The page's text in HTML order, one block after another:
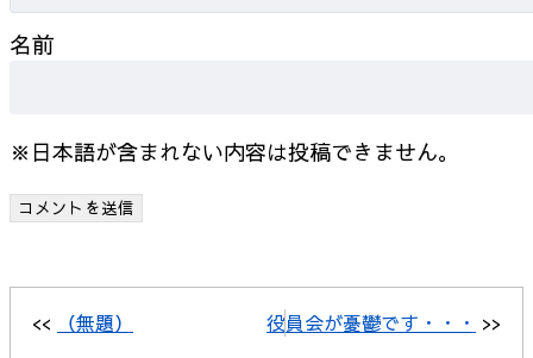
名前
※日本語が含まれない内容は投稿できません。
<< （無題） 役員会が憂鬱です・・・ >>